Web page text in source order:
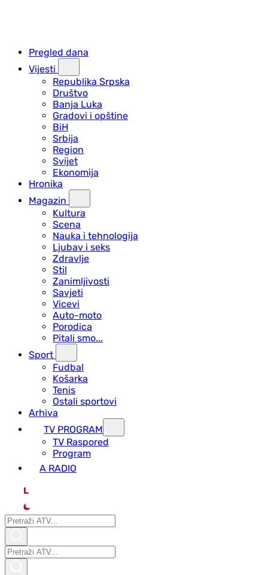
Pregled dana
Vijesti
Republika Srpska
Društvo
Banja Luka
Gradovi i opštine
BiH
Srbija
Region
Svijet
Ekonomija
Hronika
Magazin
Kultura
Scena
Nauka i tehnologija
Ljubav i seks
Zdravlje
Stil
Zanimljivosti
Savjeti
Vicevi
Auto-moto
Porodica
Pitali smo...
Sport
Fudbal
Košarka
Tenis
Ostali sportovi
Arhiva
TV PROGRAM
ТV Raspored
Program
A RADIO
L